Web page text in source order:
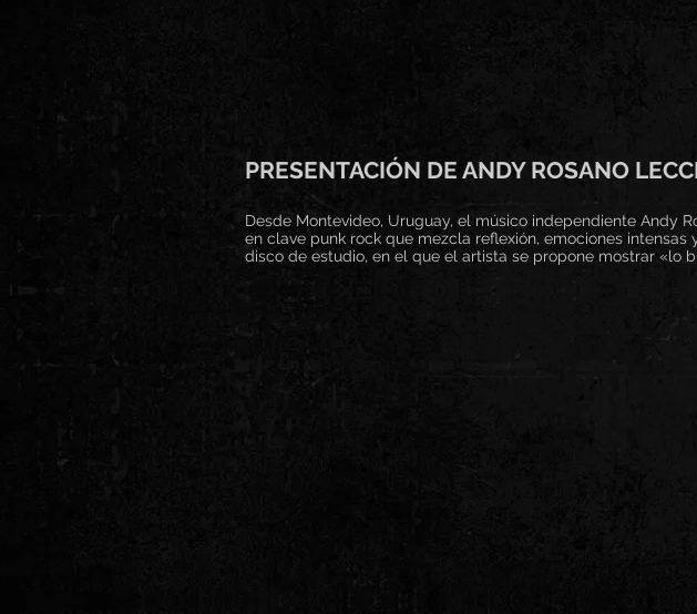
PRESENTACIÓN DE ANDY ROSANO
Desde Montevideo, Uruguay, el músico independiente Andy
en clave punk rock que mezcla reflexión, emociones
disco de estudio, en el que el artista se propone mostrar «lo